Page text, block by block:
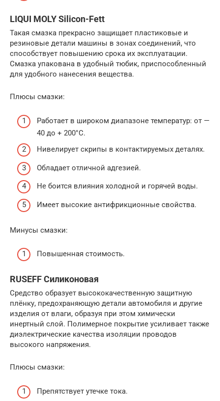
LIQUI MOLY Silicon-Fett
Такая смазка прекрасно защищает пластиковые и
резиновые детали машины в зонах соединений, что
способствует повышению срока их эксплуатации.
Смазка упакована в удобный тюбик, приспособленный
для удобного нанесения вещества.
Плюсы смазки:
Работает в широком диапазоне температур: от —
40 до + 200°C.
Нивелирует скрипы в контактируемых деталях.
Обладает отличной адгезией.
Не боится влияния холодной и горячей воды.
Имеет высокие антифрикционные свойства.
Минусы смазки:
Повышенная стоимость.
RUSEFF Силиконовая
Средство образует высококачественную защитную
плёнку, предохраняющую детали автомобиля и другие
изделия от влаги, образуя при этом химически
инертный слой. Полимерное покрытие усиливает также
диэлектрические качества изоляции проводов
высокого напряжения.
Плюсы смазки:
Препятствует утечке тока.